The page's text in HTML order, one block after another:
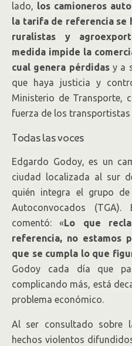
lado, los camioneros
la tarifa de referencia se
ruralistas y
medida impide la
cual genera pérdidasy a
que haya justicia y
Ministerio de Transporte,
fuerza de los
Todas las voces
Edgardo Godoy, es un
ciudad localizada al sur
quién integra el grupo
Autoconvocados
comentó: «Lo que
referencia, no estamos
que se cumpla lo que
Godoy cada día que
complicando más, está
problema económico.
Al ser consultado sobre
hechos violentos